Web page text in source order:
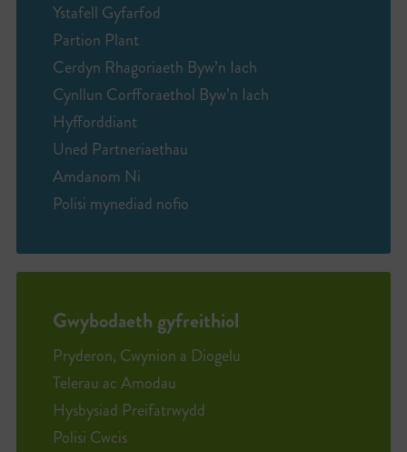
Ystafell Gyfarfod
Partion Plant
Cerdyn Rhagoriaeth Byw’n Iach
Cynllun Corfforaethol Byw’n Iach
Hyfforddiant
Uned Partneriaethau
Amdanom Ni
Polisi mynediad nofio
Gwybodaeth gyfreithiol
Pryderon, Cwynion a Diogelu
Telerau ac Amodau
Hysbysiad Preifatrwydd
Polisi Cwcis